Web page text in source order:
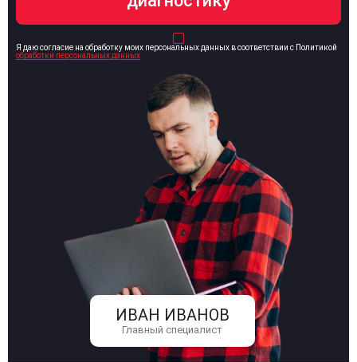
ИВАН ИВАНОВ
Главный специалист
Я даю согласие на обработку моих персональных данных в соответствии с Политикой
обработки персональных данных